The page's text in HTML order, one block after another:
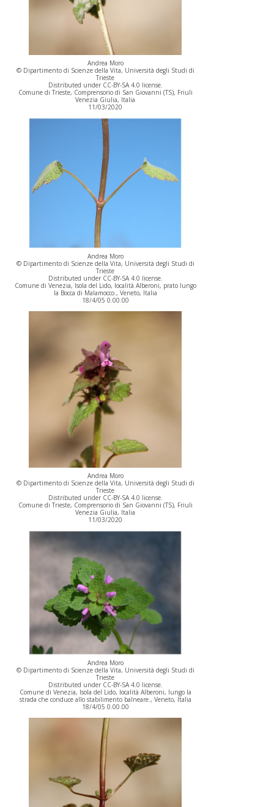
Andrea Moro
© Dipartimento di Scienze della Vita, Università degli Studi di
Trieste
Distributed under CC-BY-SA 4.0 license.
Comune di Trieste, Comprensorio di San Giovanni (TS), Friuli
Venezia Giulia, Italia
11/03/2020
Andrea Moro
© Dipartimento di Scienze della Vita, Università degli Studi di
Trieste
Distributed under CC-BY-SA 4.0 license.
Comune di Venezia, Isola del Lido, località Alberoni, prato lungo
la Bocca di Malamocco., Veneto, Italia
18/4/05 0.00.00
Andrea Moro
© Dipartimento di Scienze della Vita, Università degli Studi di
Trieste
Distributed under CC-BY-SA 4.0 license.
Comune di Trieste, Comprensorio di San Giovanni (TS), Friuli
Venezia Giulia, Italia
11/03/2020
Andrea Moro
© Dipartimento di Scienze della Vita, Università degli Studi di
Trieste
Distributed under CC-BY-SA 4.0 license.
Comune di Venezia, Isola del Lido, località Alberoni, lungo la
strada che conduce allo stabilimento balneare., Veneto, Italia
18/4/05 0.00.00